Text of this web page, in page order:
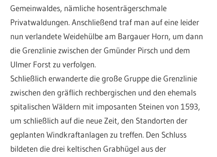
Gemeinwaldes, nämliche hosenträgerschmale
Privatwaldungen. Anschließend traf man auf eine leider
nun verlandete Weidehülbe am Bargauer Horn, um dann
die Grenzlinie zwischen der Gmünder Pirsch und dem
Ulmer Forst zu verfolgen.
Schließlich erwanderte die große Gruppe die Grenzlinie
zwischen den gräflich rechbergischen und den ehemals
spitalischen Wäldern mit imposanten Steinen von 1593,
um schließlich auf die neue Zeit, den Standorten der
geplanten Windkraftanlagen zu treffen. Den Schluss
bildeten die drei keltischen Grabhügel aus der